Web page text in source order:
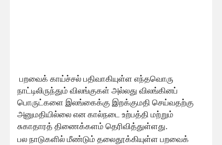
பறவைக் காய்ச்சல் பதிவாகியுள்ள எந்தவொரு
நாட்டிலிருந்தும் விலங்குகள் அல்லது விலங்கினப்
பொருட்களை இலங்கைக்கு இறக்குமதி செய்வதற்கு
அனுமதியில்லை என கால்நடை உற்பத்தி மற்றும்
சுகாதாரத் திணைக்களம் தெரிவித்துள்ளது.
பல நாடுகளில் மீண்டும் தலைதூக்கியுள்ள பறவைக்